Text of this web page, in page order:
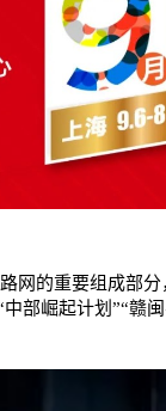
网的重要组成部
崛起计划”“赣